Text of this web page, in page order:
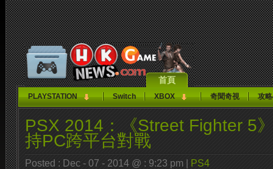
首頁
PLAYSTATION Switch XBOX 奇聞奇視 攻
PSX 2014：《Street Fighter 5
持PC跨平台對戰
Posted : Dec - 07 - 2014 @ : 9:23 pm | PS4